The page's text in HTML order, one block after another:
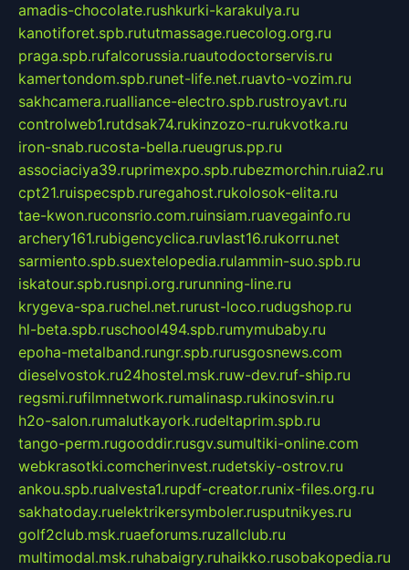
amadis-chocolate.rushkurki-karakulya.ru
kanotiforet.spb.rututmassage.ruecolog.org.ru
praga.spb.rufalcorussia.ruautodoctorservis.ru
kamertondom.spb.runet-life.net.ruavto-vozim.ru
sakhcamera.rualliance-electro.spb.rustroyavt.ru
controlweb1.rutdsak74.rukinzozo-ru.rukvotka.ru
iron-snab.rucosta-bella.rueugrus.pp.ru
associaciya39.ruprimexpo.spb.rubezmorchin.ruia2.ru
cpt21.ruispecspb.ruregahost.rukolosok-elita.ru
tae-kwon.ruconsrio.com.ruinsiam.ruavegainfo.ru
archery161.rubigencyclica.ruvlast16.rukorru.net
sarmiento.spb.suextelopedia.rulammin-suo.spb.ru
iskatour.spb.rusnpi.org.rurunning-line.ru
krygeva-spa.ruchel.net.rurust-loco.rudugshop.ru
hl-beta.spb.ruschool494.spb.rumymubaby.ru
epoha-metalband.rungr.spb.rurusgosnews.com
dieselvostok.ru24hostel.msk.ruw-dev.ruf-ship.ru
regsmi.rufilmnetwork.rumalinasp.rukinosvin.ru
h2o-salon.rumalutkayork.rudeltaprim.spb.ru
tango-perm.rugooddir.rusgv.sumultiki-online.com
webkrasotki.comcherinvest.rudetskiy-ostrov.ru
ankou.spb.rualvesta1.rupdf-creator.runix-files.org.ru
sakhatoday.ruelektrikersymboler.rusputnikyes.ru
golf2club.msk.ruaeforums.ruzallclub.ru
multimodal.msk.ruhabaigry.ruhaikko.rusobakopedia.ru